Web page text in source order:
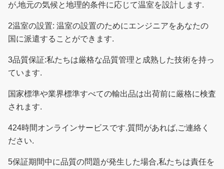
が,地元の気候と地理的条件に応じて温室を設計します.
2温室の設置: 温室の設置のためにエンジニアをあなたの
国に派遣することができます.
3品質保証:私たちは厳格な品質管理と成熟した技術を持っ
ています.
国家標準や業界標準すべての輸出品は出荷前に厳格に検査
されます.
424時間オンラインサービスです.質問があれば,ご連絡く
ださい.
5保証期間中に品質の問題が発生した場合,私たちは責任を